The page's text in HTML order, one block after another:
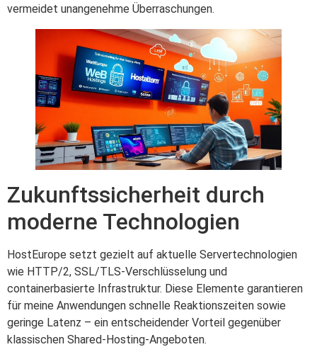
vermeidet unangenehme Überraschungen.
Zukunftssicherheit durch
moderne Technologien
HostEurope setzt gezielt auf aktuelle Servertechnologien
wie HTTP/2, SSL/TLS-Verschlüsselung und
containerbasierte Infrastruktur. Diese Elemente garantieren
für meine Anwendungen schnelle Reaktionszeiten sowie
geringe Latenz – ein entscheidender Vorteil gegenüber
klassischen Shared-Hosting-Angeboten.